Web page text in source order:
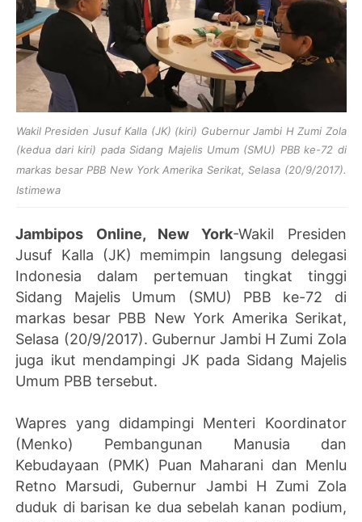
Wakil Presiden Jusuf Kalla (JK) (kiri) Gubernur Jambi H Zumi Zola
(kedua dari kiri) padaSidang Majelis Umum (SMU) PBB ke-72 di
markas besar PBB New York Amerika Serikat, Selasa (20/9/2017).
Istimewa
Jambipos Online, New York-Wakil Presiden
Jusuf Kalla (JK) memimpin langsung delegasi
Indonesia dalam pertemuan tingkat tinggi
Sidang Majelis Umum (SMU) PBB ke-72 di
markas besar PBB New York Amerika Serikat,
Selasa (20/9/2017). Gubernur Jambi H Zumi Zola
juga ikut mendampingi JK pada Sidang Majelis
Umum PBB tersebut.
Wapres yang didampingi Menteri Koordinator
(Menko) Pembangunan Manusia dan
Kebudayaan (PMK) Puan Maharani dan Menlu
Retno Marsudi, Gubernur Jambi H Zumi Zola
duduk di barisan ke dua sebelah kanan podium,